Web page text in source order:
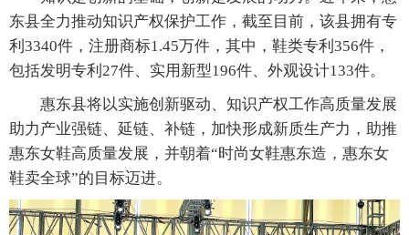
东县全力推动知识产权保护工作，截至目前，该县拥有专
利3340件，注册商标1.45万件，其中，鞋类专利356件，
包括发明专利27件、实用新型196件、外观设计133件。
惠东县将以实施创新驱动、知识产权工作高质量发展
助力产业强链、延链、补链，加快形成新质生产力，助推
惠东女鞋高质量发展，并朝着“时尚女鞋惠东造，惠东女
鞋卖全球”的目标迈进。